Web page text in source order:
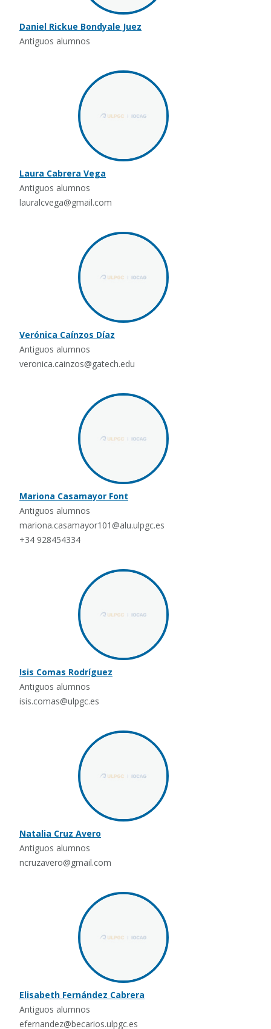
Daniel Rickue Bondyale Juez
Antiguos alumnos
Laura Cabrera Vega
Antiguos alumnos
lauralcvega@gmail.com
Verónica Caínzos Díaz
Antiguos alumnos
veronica.cainzos@gatech.edu
Mariona Casamayor Font
Antiguos alumnos
mariona.casamayor101@alu.ulpgc.es
+34 928454334
Isis Comas Rodríguez
Antiguos alumnos
isis.comas@ulpgc.es
Natalia Cruz Avero
Antiguos alumnos
ncruzavero@gmail.com
Elisabeth Fernández Cabrera
Antiguos alumnos
efernandez@becarios.ulpgc.es